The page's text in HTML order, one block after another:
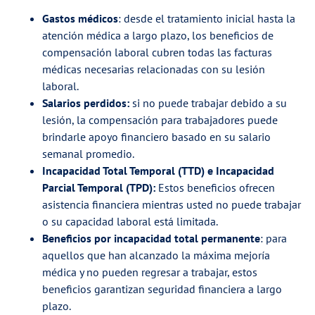
Gastos médicos: desde el tratamiento inicial hasta la
atención médica a largo plazo, los beneficios de
compensación laboral cubren todas las facturas
médicas necesarias relacionadas con su lesión
laboral.
Salarios perdidos: si no puede trabajar debido a su
lesión, la compensación para trabajadores puede
brindarle apoyo financiero basado en su salario
semanal promedio.
Incapacidad Total Temporal (TTD) e Incapacidad
Parcial Temporal (TPD): Estos beneficios ofrecen
asistencia financiera mientras usted no puede trabajar
o su capacidad laboral está limitada.
Beneficios por incapacidad total permanente: para
aquellos que han alcanzado la máxima mejoría
médica y no pueden regresar a trabajar, estos
beneficios garantizan seguridad financiera a largo
plazo.